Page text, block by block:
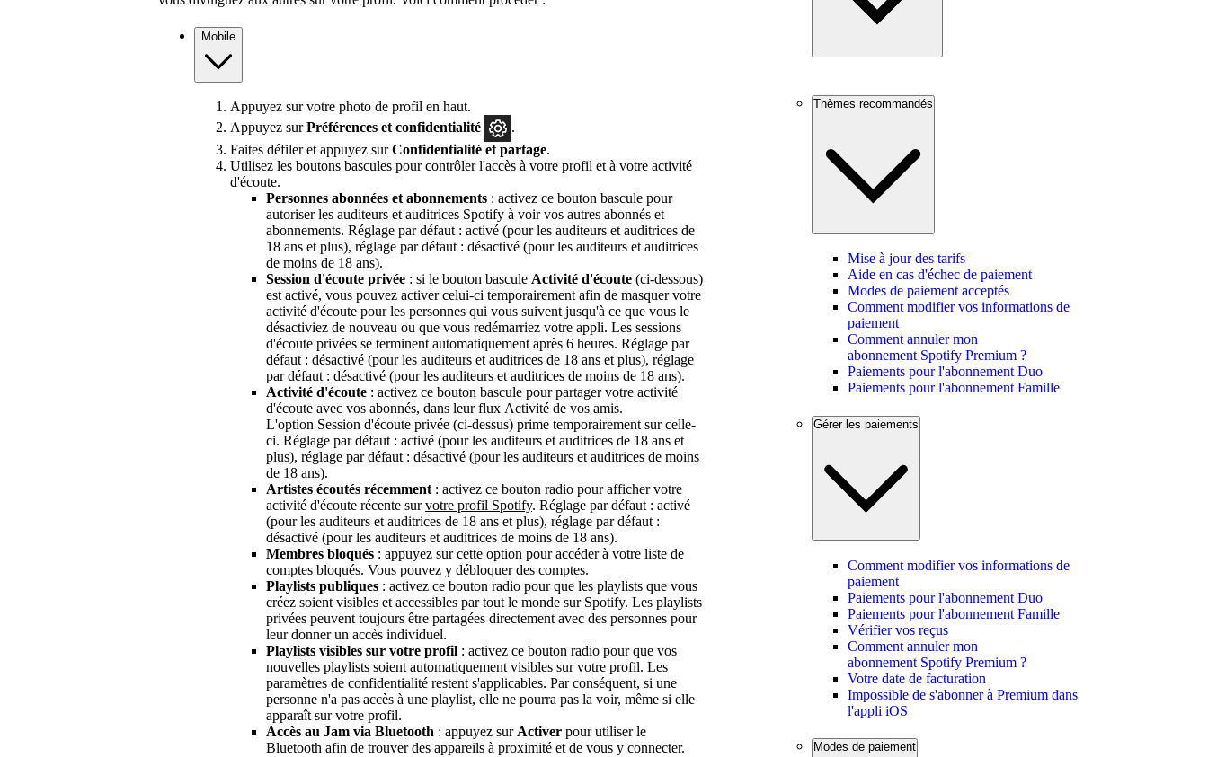
Mobile
Appuyez sur votre photo de profil en haut.
Appuyez surPréférences et confidentialité
.
Faites défiler et appuyez surConfidentialité et partage.
Utilisez les boutons bascules pour contrôler l'accès à votre profil et à votre activité
d'écoute.
Personnes abonnées et abonnements : activez ce bouton bascule pour
autoriser les auditeurs et auditrices Spotify à voir vos autres abonnés et
abonnements. Réglage par défaut : activé (pour les auditeurs et auditrices de
18 ans et plus), réglage par défaut : désactivé (pour les auditeurs et auditrices
de moins de 18 ans).
Session d'écoute privée : si le bouton bascule Activité d'écoute (ci-dessous)
est activé, vous pouvez activer celui-ci temporairement afin de masquer votre
activité d'écoute pour les personnes qui vous suivent jusqu'à ce que vous le
désactiviez de nouveau ou que vous redémarriez votre appli. Les sessions
d'écoute privées se terminent automatiquement après 6 heures. Réglage par
défaut : désactivé (pour les auditeurs et auditrices de 18 ans et plus), réglage
par défaut : désactivé (pour les auditeurs et auditrices de moins de 18 ans).
Activité d'écoute : activez ce bouton bascule pour partager votre activité
d'écoute avec vos abonnés, dans leur flux Activité de vos amis.
L'option Session d'écoute privée (ci-dessus) prime temporairement sur celle-
ci. Réglage par défaut : activé (pour les auditeurs et auditrices de 18 ans et
plus), réglage par défaut : désactivé (pour les auditeurs et auditrices de moins
de 18 ans).
Artistes écoutés récemment : activez ce bouton radio pour afficher votre
activité d'écoute récente survotre profil Spotify. Réglage par défaut : activé
(pour les auditeurs et auditrices de 18 ans et plus), réglage par défaut :
désactivé (pour les auditeurs et auditrices de moins de 18 ans).
Membres bloqués : appuyez sur cette option pour accéder à votre liste de
comptes bloqués. Vous pouvez y débloquer des comptes.
Playlists publiques : activez ce bouton radio pour que les playlists que vous
créez soient visibles et accessibles par tout le monde sur Spotify. Les playlists
privées peuvent toujours être partagées directement avec des personnes pour
leur donner un accès individuel.
Playlists visibles sur votre profil : activez ce bouton radio pour que vos
nouvelles playlists soient automatiquement visibles sur votre profil. Les
paramètres de confidentialité restent s'applicables. Par conséquent, si une
personne n'a pas accès à une playlist, elle ne pourra pas la voir, même si elle
apparaît sur votre profil.
Accès au Jam via Bluetooth : appuyez sur Activer pour utiliser le
Bluetooth afin de trouver des appareils à proximité et de vous y connecter.
Thèmes recommandés
Mise à jour des tarifs
Aide en cas d'échec de paiement
Modes de paiement acceptés
Comment modifier vos informations de
paiement
Comment annuler mon
abonnement Spotify Premium ?
Paiements pour l'abonnement Duo
Paiements pour l'abonnement Famille
Gérer les paiements
Comment modifier vos informations de
paiement
Paiements pour l'abonnement Duo
Paiements pour l'abonnement Famille
Vérifier vos reçus
Comment annuler mon
abonnement Spotify Premium ?
Votre date de facturation
Impossible de s'abonner à Premium dans
l'appli iOS
Modes de paiement